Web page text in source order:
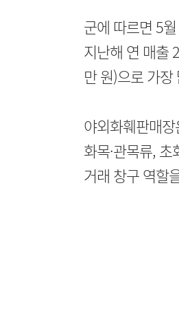
군에 따르면 5
지난해 연 매출
만 원)으로 가
야외화훼판매
화목·관목류,
거래 창구 역할